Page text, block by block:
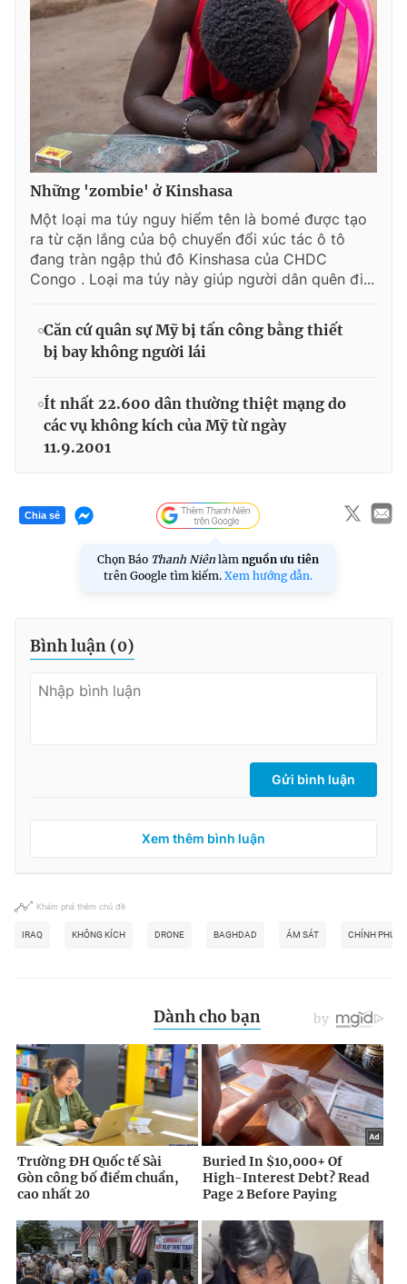
Những 'zombie' ở Kinshasa
Một loại ma túy nguy hiểm tên là bomé được tạo
ra từ cặn lắng của bộ chuyển đổi xúc tác ô tô
đang tràn ngập thủ đô Kinshasa của CHDC
Congo . Loại ma túy này giúp người dân quên đi...
Căn cứ quân sự Mỹ bị tấn công bằng thiết
bị bay không người lái
Ít nhất 22.600 dân thường thiệt mạng do
các vụ không kích của Mỹ từ ngày
11.9.2001
Chia sẻ
Chọn Báo Thanh Niên làm nguồn ưu tiên
trên Google tìm kiếm. Xem hướng dẫn.
Bình luận (0)
Gửi bình luận
Xem thêm bình luận
Khám phá thêm chủ đề
IRAQ KHÔNG KÍCH DRONE BAGHDAD ÁM SÁT CHÍNH PHỦ